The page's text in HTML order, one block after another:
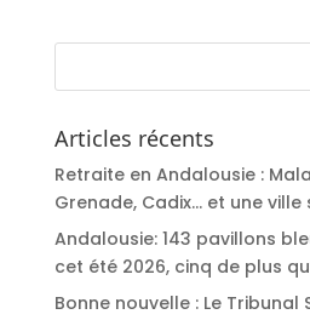
Articles récents
Retraite en Andalousie :
Grenade, Cadix… et une ville
Andalousie: 143 pavillons
cet été 2026, cinq de plus
Bonne nouvelle : Le